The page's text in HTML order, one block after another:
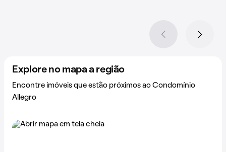
Explore no mapa a região
Encontre imóveis que estão próximos ao Condomínio
Allegro